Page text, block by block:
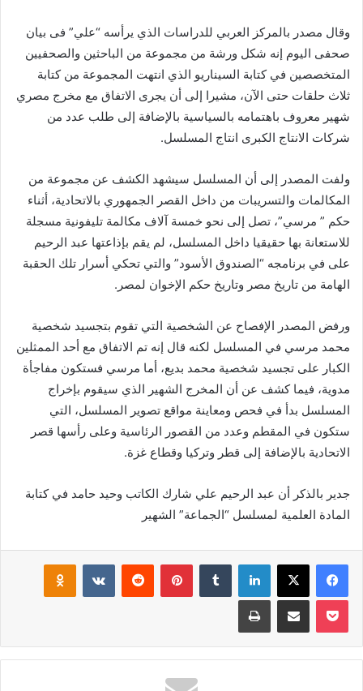
وقال مصدر بالمركز العربي للدراسات الذي يرأسه “علي” فى بيان
صحفى اليوم إنه شكل ورشة من مجموعة من الباحثين والصحفيين
المتخصصين في كتابة السيناريو الذي انتهت المجموعة من كتابة
ثلاث حلقات حتى الآن، مشيرا إلى أن يجرى الاتفاق مع مخرج مصري
شهير معروف باهتمامه بالسياسية بالإضافة إلى طلب عدد من
شركات الانتاج الكبرى انتاج المسلسل.
ولفت المصدر إلى أن المسلسل سيشهد الكشف عن مجموعة من
المكالمات والتسريبات من داخل القصر الجمهوري بالاتحادية، أثناء
حكم ” مرسي”، تصل إلى نحو خمسة آلاف مكالمة تليفونية مسجلة
للاستعانة بها حقيقيا داخل المسلسل، لم يقم بإذاعتها عبد الرحيم
على في برنامجه “الصندوق الأسود” والتي تحكي أسرار تلك الحقبة
الهامة من تاريخ مصر وتاريخ حكم الإخوان لمصر.
ورفض المصدر الإفصاح عن الشخصية التي تقوم بتجسيد شخصية
محمد مرسي في المسلسل لكنه قال إنه تم الاتفاق مع أحد الممثلين
الكبار على تجسيد شخصية محمد بديع، أما مرسي فستكون مفاجأة
مدوية، فيما كشف عن أن المخرج الشهير الذي سيقوم بإخراج
المسلسل بدأ في فحص ومعاينة مواقع تصوير المسلسل، التي
ستكون في المقطم وعدد من القصور الرئاسية وعلى رأسها قصر
الاتحادية بالإضافة إلى قطر وتركيا وقطاع غزة.
جدير بالذكر أن عبد الرحيم علي شارك الكاتب وحيد حامد في كتابة
المادة العلمية لمسلسل “الجماعة” الشهير
فيسبوك ‫X لينكدإن بينتيريست
‫Pocket مشاركة عبر البريد طباعة